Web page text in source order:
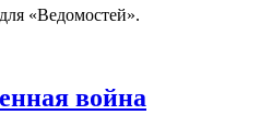
«Ведомостей».
война